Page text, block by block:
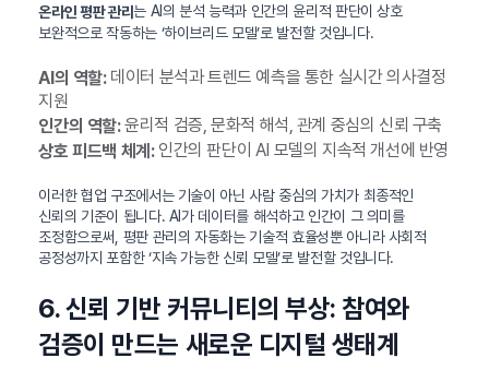
온라인 평판 관리는 AI의 분석 능력과 인간의 윤리적 판단이 상호
보완적으로 작동하는 ‘하이브리드 모델’로 발전할 것입니다.
AI의 역할:데이터 분석과 트렌드 예측을 통한 실시간 의사결정
지원
인간의 역할:윤리적 검증, 문화적 해석, 관계 중심의 신뢰 구축
상호 피드백 체계:인간의 판단이 AI 모델의 지속적 개선에 반영
이러한 협업 구조에서는 기술이 아닌 사람 중심의 가치가 최종적인
신뢰의 기준이 됩니다. AI가 데이터를 해석하고 인간이 그 의미를
조정함으로써, 평판 관리의 자동화는 기술적 효율성뿐 아니라 사회적
공정성까지 포함한 ‘지속 가능한 신뢰 모델’로 발전할 것입니다.
6. 신뢰 기반 커뮤니티의 부상: 참여와
검증이 만드는 새로운 디지털 생태계